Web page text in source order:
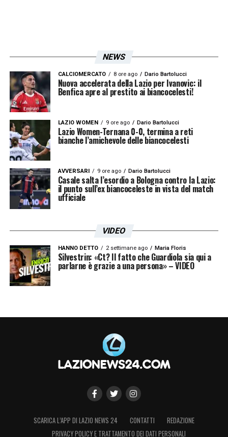
NEWS
CALCIOMERCATO 8 ore ago Dario Bartolucci
Nuova accelerata della Lazio per Ivanovic: il
Benfica apre al prestito ai biancocelesti!
LAZIO WOMEN 9 ore ago Dario Bartolucci
Lazio Women-Ternana 0-0, termina a reti
bianche l’amichevole delle biancocelesti
AVVERSARI 9 ore ago Dario Bartolucci
Casale salta l’esordio a Bologna contro la Lazio:
il punto sull’ex biancoceleste in vista del match
ufficiale
VIDEO
HANNO DETTO 2 settimane ago Maria Floris
Silvestrin: «Ct? Il fatto che Guardiola sia qui a
parlarne è grazie a una persona» – VIDEO
SCARICA L’APP DI LAZIO NEWS 24 CONTATTI
REDAZIONE
PRIVACY POLICY E TRATTAMENTO DEI DATI PERSONALI